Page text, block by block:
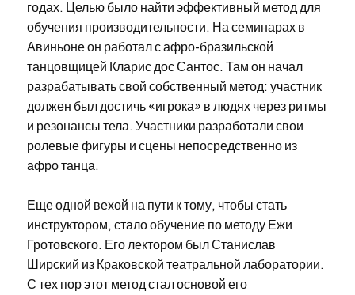
годах. Целью было найти эффективный метод для
обучения производительности. На семинарах в
Авиньоне он работал с афро-бразильской
танцовщицей Кларис дос Сантос. Там он начал
разрабатывать свой собственный метод: участник
должен был достичь «игрока» в людях через ритмы
и резонансы тела. Участники разработали свои
ролевые фигуры и сцены непосредственно из
афро танца.
Еще одной вехой на пути к тому, чтобы стать
инструктором, стало обучение по методу Ежи
Гротовского. Его лектором был Станислав
Ширский из Краковской театральной лаборатории.
С тех пор этот метод стал основой его